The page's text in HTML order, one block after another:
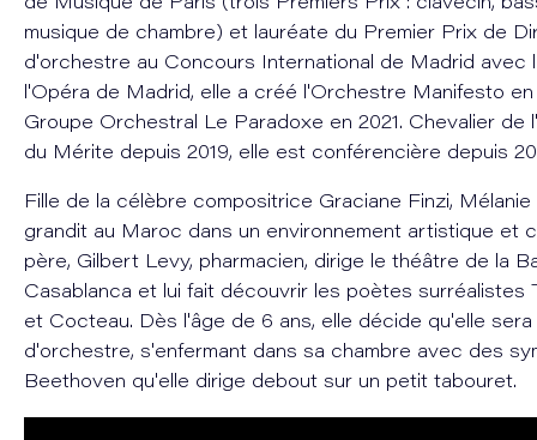
de Musique de Paris (trois Premiers Prix : clavecin,
musique de chambre) et lauréate du Premier Prix de
d'orchestre au Concours International de Madrid avec
l'Opéra de Madrid, elle a créé l'Orchestre Manifesto
Groupe Orchestral Le Paradoxe en 2021. Chevalier de
du Mérite depuis 2019, elle est conférencière depuis
Fille de la célèbre compositrice Graciane Finzi,
grandit au Maroc dans un environnement artistique et
père, Gilbert Levy, pharmacien, dirige le théâtre de la
Casablanca et lui fait découvrir les poètes surréalistes
et Cocteau. Dès l'âge de 6 ans, elle décide qu'elle
d'orchestre, s'enfermant dans sa chambre avec des
Beethoven qu'elle dirige debout sur un petit tabouret.